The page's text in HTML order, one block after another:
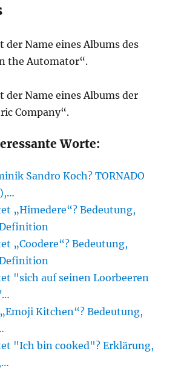
der Name eines Albums des
the Automator“.
der Name eines Albums der
Company“.
Worte:
Sandro Koch? TORNADO
„Himedere“? Bedeutung,
„Coodere“? Bedeutung,
"sich auf seinen Loorbeeren
Kitchen“? Bedeutung,
"Ich bin cooked"? Erklärung,